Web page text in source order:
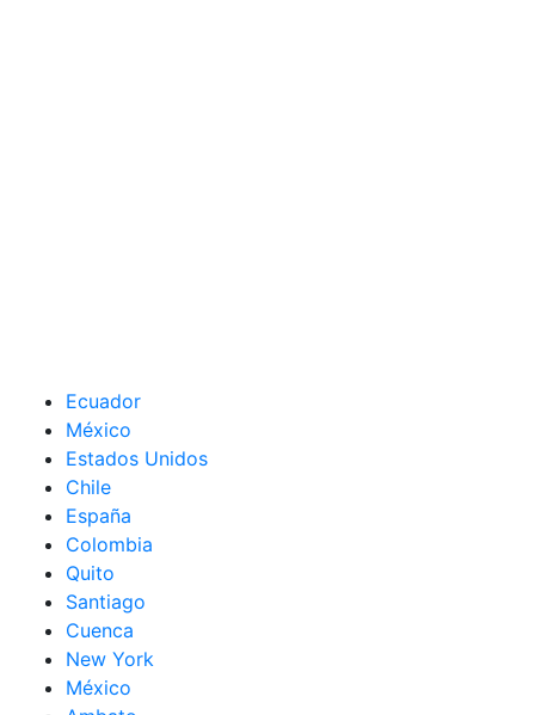
Ecuador
México
Estados Unidos
Chile
España
Colombia
Quito
Santiago
Cuenca
New York
México